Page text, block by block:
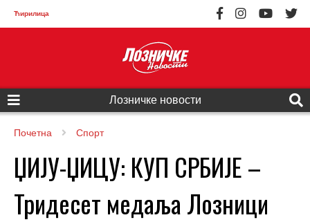
Ћирилица
Лозничке новости
Почетна Спорт
ЏИЈУ-ЏИЦУ: КУП СРБИЈЕ –
Тридесет медаља Лозници